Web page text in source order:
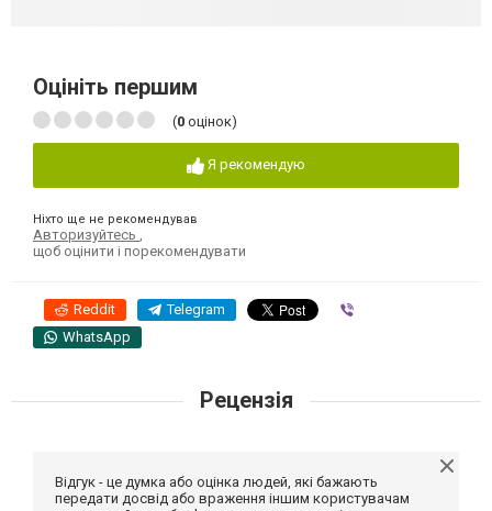
Оцініть першим
(0 оцінок)
Я рекомендую
Ніхто ще не рекомендував
Авторизуйтесь
щоб оцінити і порекомендувати
Reddit Telegram
WhatsApp
Рецензія
Відгук - це думка або оцінка людей, які бажають
передати досвід або враження іншим користувачам